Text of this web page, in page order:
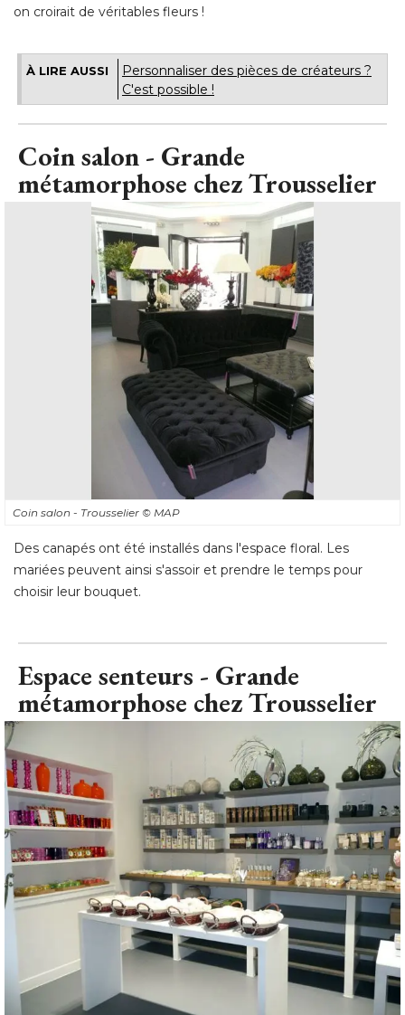
on croirait de véritables fleurs !
À LIRE AUSSI
Personnaliser des pièces de créateurs ?
C'est possible !
Coin salon - Grande
métamorphose chez Trousselier
Coin salon - Trousselier © MAP
Des canapés ont été installés dans l'espace floral. Les
mariées peuvent ainsi s'assoir et prendre le temps pour
choisir leur bouquet.
Espace senteurs - Grande
métamorphose chez Trousselier